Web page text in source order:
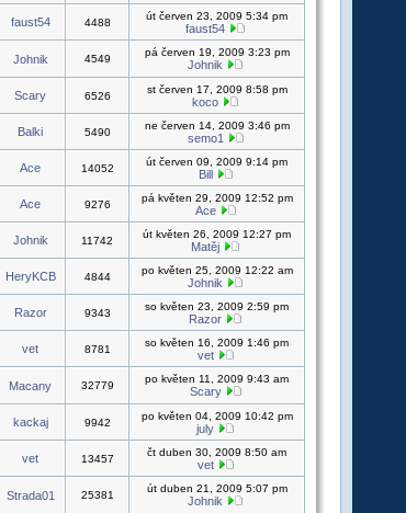
faust54 4488
út červen 23, 2009 5:34 pm
faust54
Johnik 4549
pá červen 19, 2009 3:23 pm
Johnik
Scary 6526
st červen 17, 2009 8:58 pm
koco
Balki 5490
ne červen 14, 2009 3:46 pm
semo1
Ace 14052
út červen 09, 2009 9:14 pm
Bill
Ace 9276
pá květen 29, 2009 12:52 pm
Ace
Johnik 11742
út květen 26, 2009 12:27 pm
Matěj
HeryKCB 4844
po květen 25, 2009 12:22 am
Johnik
Razor 9343
so květen 23, 2009 2:59 pm
Razor
vet 8781
so květen 16, 2009 1:46 pm
vet
Macany 32779
po květen 11, 2009 9:43 am
Scary
kackaj 9942
po květen 04, 2009 10:42 pm
july
vet 13457
čt duben 30, 2009 8:50 am
vet
Strada01 25381
út duben 21, 2009 5:07 pm
Johnik